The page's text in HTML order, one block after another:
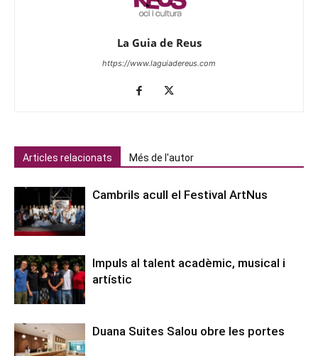
La Guia de Reus
https://www.laguiadereus.com
Articles relacionats Més de l'autor
Cambrils acull el Festival ArtNus
Impuls al talent acadèmic, musical i
artístic
Duana Suites Salou obre les portes